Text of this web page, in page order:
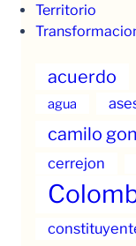
Territorio
acuerdo
agua
camilo
cerrejon